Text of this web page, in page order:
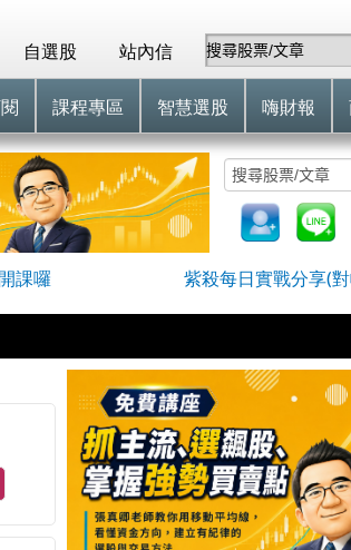
站內信
自選股
課程專區 智慧選股 嗨財報
課囉 紫殺每日實戰分享(